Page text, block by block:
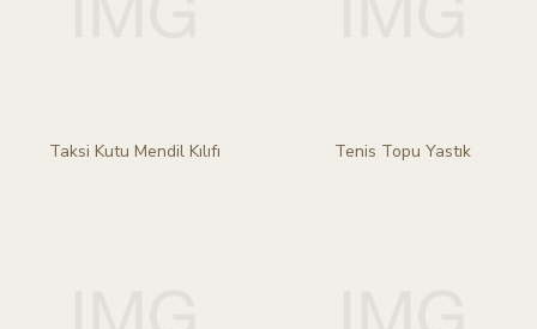
Taksi Kutu Mendil Kılıfı Tenis Topu Yastık